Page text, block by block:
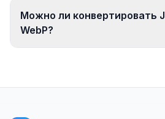
Можно ли конвертировать
WebP?